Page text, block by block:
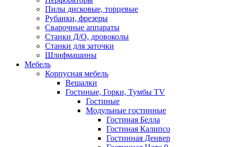
Пилы дисковые, торцевые
Рубанки, фрезеры
Сварочные аппараты
Станки Д/О, дровоколы
Станки для заточки
Шлифмашины
Мебель
Корпусная мебель
Вешалки
Гостиные, Горки, Тумбы TV
Гостиные
Модульные гостинные
Гостиная Белла
Гостиная Калипсо
Гостинная Денвер